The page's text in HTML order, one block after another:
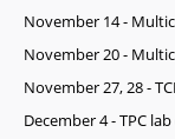
November 14 -
November 20 -
November 27, 28 -
December 4 - TPC lab